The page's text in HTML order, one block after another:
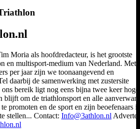
Moria als hoofdredacteur, is het grootste
en multisport-medium van Nederland. Met
per jaar zijn we toonaangevend en
daarbij de samenwerking met zustersite
bereik ligt nog eens bijna twee keer
blijft om de triathlonsport en alle
promoten en de sport en zijn beoefenaars
stellen... Contact: Info@3athlon.nl